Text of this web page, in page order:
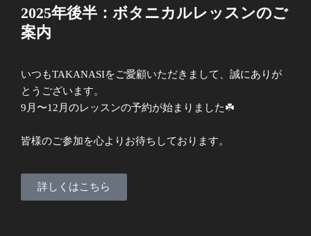
2025年後半：ボタニカルレッスンのご
案内
いつもTAKANASIをご愛顧いただきまして、誠にありが
とうございます。
9月〜12月のレッスンの予約が始まりました☘️
皆様のご参加を心よりお待ちしております。
詳しくはこちら